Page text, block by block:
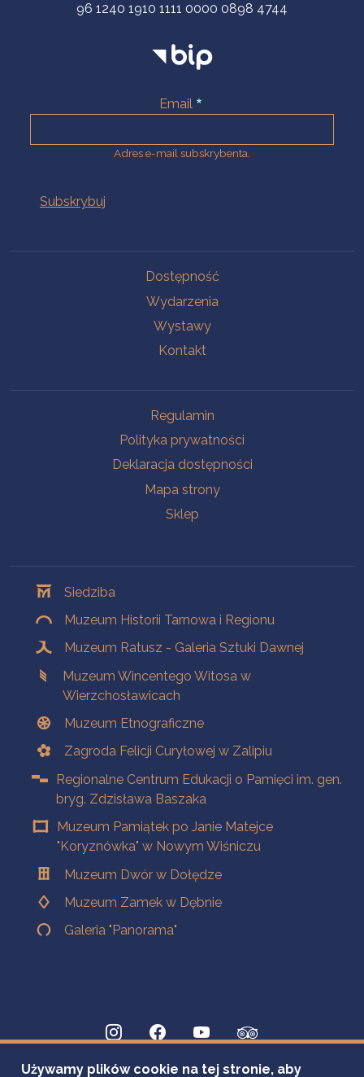
96 1240 1910 1111 0000 0898 4744
Email
Adres e-mail subskrybenta.
Dostępność
Wydarzenia
Wystawy
Kontakt
Regulamin
Polityka prywatności
Deklaracja dostępności
Mapa strony
Sklep
Siedziba
Muzeum Historii Tarnowa i Regionu
Muzeum Ratusz - Galeria Sztuki Dawnej
Muzeum Wincentego Witosa w
Wierzchosławicach
Muzeum Etnograficzne
Zagroda Felicji Curyłowej w Zalipiu
Regionalne Centrum Edukacji o Pamięci im. gen.
bryg. Zdzisława Baszaka
Muzeum Pamiątek po Janie Matejce
"Koryznówka" w Nowym Wiśniczu
Muzeum Dwór w Dołędze
Muzeum Zamek w Dębnie
Galeria "Panorama"
Używamy plików cookie na tej stronie, aby